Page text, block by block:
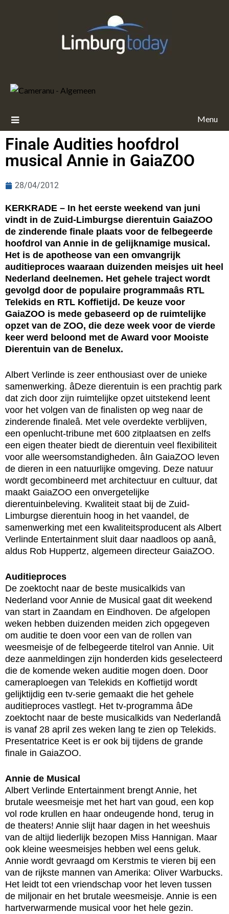
Menu
Finale Audities hoofdrol
musical Annie in GaiaZOO
28/04/2012
KERKRADE – In het eerste weekend van juni
vindt in de Zuid-Limburgse dierentuin GaiaZOO
de zinderende finale plaats voor de felbegeerde
hoofdrol van Annie in de gelijknamige musical.
Het is de apotheose van een omvangrijk
auditieproces waaraan duizenden meisjes uit heel
Nederland deelnemen. Het gehele traject wordt
gevolgd door de populaire programmaâs RTL
Telekids en RTL Koffietijd. De keuze voor
GaiaZOO is mede gebaseerd op de ruimtelijke
opzet van de ZOO, die deze week voor de vierde
keer werd beloond met de Award voor Mooiste
Dierentuin van de Benelux.
Albert Verlinde is zeer enthousiast over de unieke
samenwerking. âDeze dierentuin is een prachtig park
dat zich door zijn ruimtelijke opzet uitstekend leent
voor het volgen van de finalisten op weg naar de
zinderende finaleâ. Met vele overdekte verblijven,
een openlucht-tribune met 600 zitplaatsen en zelfs
een eigen theater biedt de dierentuin veel flexibiliteit
voor alle weersomstandigheden. âIn GaiaZOO leven
de dieren in een natuurlijke omgeving. Deze natuur
wordt gecombineerd met architectuur en cultuur, dat
maakt GaiaZOO een onvergetelijke
dierentuinbeleving. Kwaliteit staat bij de Zuid-
Limburgse dierentuin hoog in het vaandel, de
samenwerking met een kwaliteitsproducent als Albert
Verlinde Entertainment sluit daar naadloos op aanâ,
aldus Rob Huppertz, algemeen directeur GaiaZOO.
Auditieproces
De zoektocht naar de beste musicalkids van
Nederland voor Annie de Musical gaat dit weekend
van start in Zaandam en Eindhoven. De afgelopen
weken hebben duizenden meiden zich opgegeven
om auditie te doen voor een van de rollen van
weesmeisje of de felbegeerde titelrol van Annie. Uit
deze aanmeldingen zijn honderden kids geselecteerd
die de komende weken auditie mogen doen. Door
cameraploegen van Telekids en Koffietijd wordt
gelijktijdig een tv-serie gemaakt die het gehele
auditieproces vastlegt. Het tv-programma âDe
zoektocht naar de beste musicalkids van Nederlandâ
is vanaf 28 april zes weken lang te zien op Telekids.
Presentatrice Keet is er ook bij tijdens de grande
finale in GaiaZOO.
Annie de Musical
Albert Verlinde Entertainment brengt Annie, het
brutale weesmeisje met het hart van goud, een kop
vol rode krullen en haar ondeugende hond, terug in
de theaters! Annie slijt haar dagen in het weeshuis
van de altijd liederlijk bezopen Miss Hannigan. Maar
ook kleine weesmeisjes hebben wel eens geluk.
Annie wordt gevraagd om Kerstmis te vieren bij een
van de rijkste mannen van Amerika: Oliver Warbucks.
Het leidt tot een vriendschap voor het leven tussen
de miljonair en het brutale weesmeisje. Annie is een
hartverwarmende musical voor het hele gezin.